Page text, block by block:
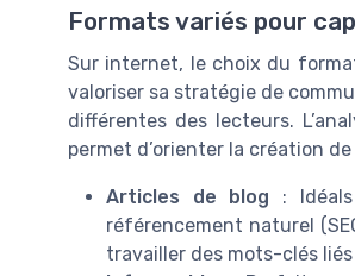
Formats variés pour
Sur internet, le choix du
valoriser sa stratégie de
différentes des lecteurs.
permet d’orienter la création
Articles de blog :
référencement naturel
travailler des mots-clés